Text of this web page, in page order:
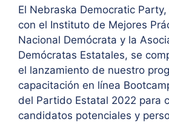
El Nebraska Democratic
con el Instituto de Mejores
Nacional Demócrata y la
Demócratas Estatales, se
el lanzamiento de nuestro
capacitación en línea
del Partido Estatal 2022 para
candidatos potenciales y